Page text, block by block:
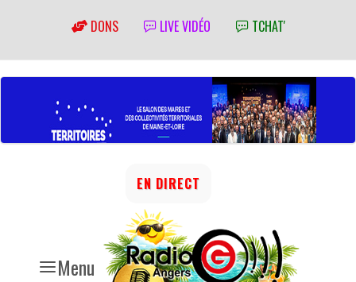
DONS LIVE VIDÉO TCHAT'
Menu
EN DIRECT